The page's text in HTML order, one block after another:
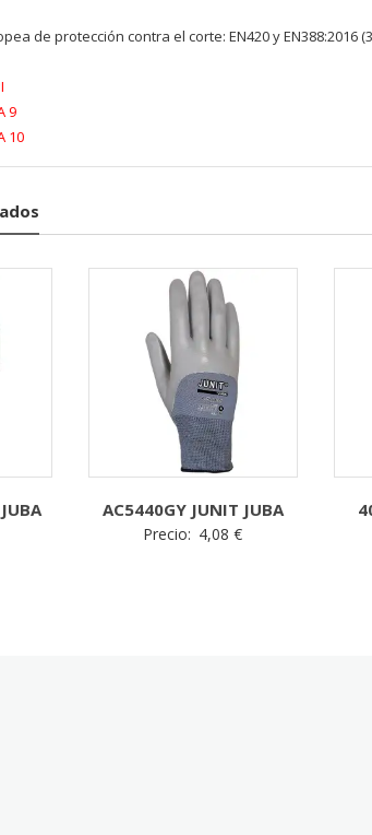
de protección contra el corte: EN420 y EN388:2016
9
10
AC5440GY JUNIT JUBA
Precio: 4,08€